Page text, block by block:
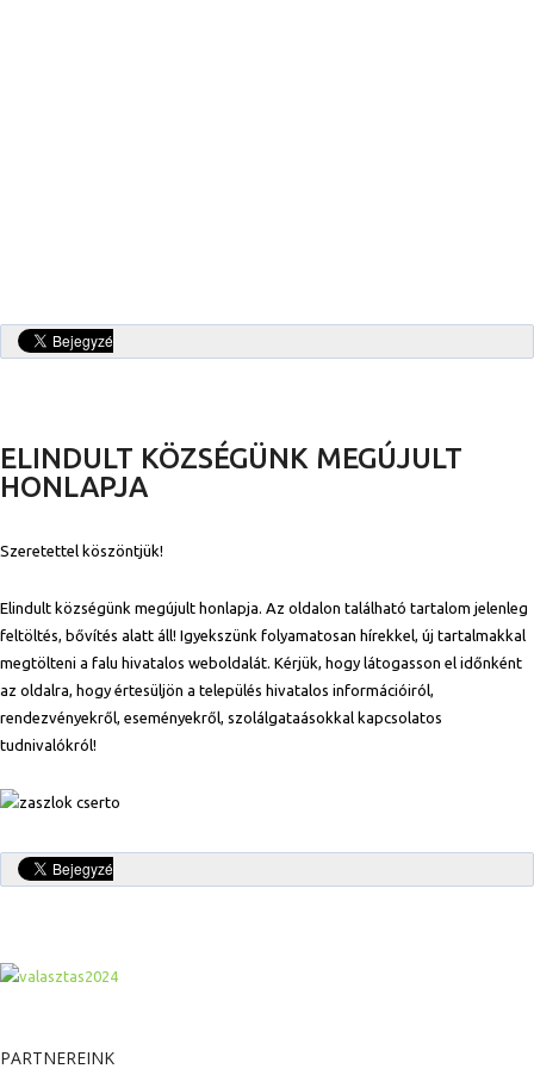
ELINDULT KÖZSÉGÜNK MEGÚJULT
HONLAPJA
Szeretettel köszöntjük!
Elindult községünk megújult honlapja. Az oldalon található tartalom jelenleg
feltöltés, bővítés alatt áll! Igyekszünk folyamatosan hírekkel, új tartalmakkal
megtölteni a falu hivatalos weboldalát. Kérjük, hogy látogasson el időnként
az oldalra, hogy értesüljön a település hivatalos információiról,
rendezvényekről, eseményekről, szolálgataásokkal kapcsolatos
tudnivalókról!
PARTNEREINK